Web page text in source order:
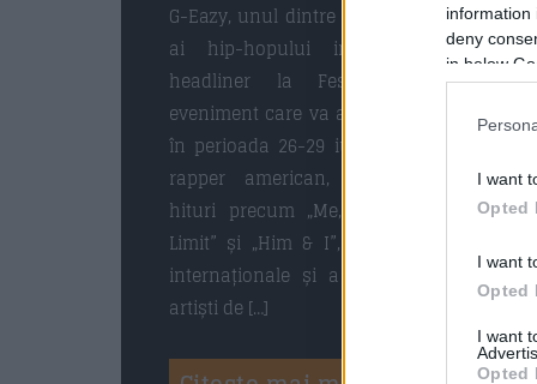
information
deny
in below
I want
Opted
I want
Opted
I want
Opted
G-Eazy, unul dintre cei mai mari artiști
ai hip-hopului internațional, este
headliner la Festivalul IntenCity,
eveniment care va avea loc la Craiova,
în perioada 26-29 iunie 2025. Celebrul
rapper american, cunoscut pentru
hituri precum „Me, Myself & I”, „No
Limit” și „Him & I”, a cucerit topurile
internaționale și a colaborat cu alți
artiști de […]